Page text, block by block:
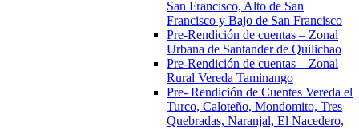
San Francisco, Alto de San
Francisco y Bajo de San Francisco
Pre-Rendición de cuentas – Zonal
Urbana de Santander de Quilichao
Pre-Rendición de cuentas – Zonal
Rural Vereda Taminango
Pre- Rendición de Cuentes Vereda el
Turco, Caloteño, Mondomito, Tres
Quebradas, Naranjal, El Nacedero,